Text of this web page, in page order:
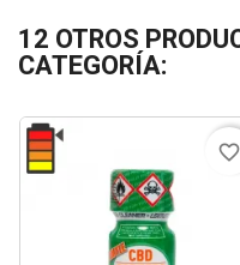
12 OTROS
CATEGORÍA:
favorite_border